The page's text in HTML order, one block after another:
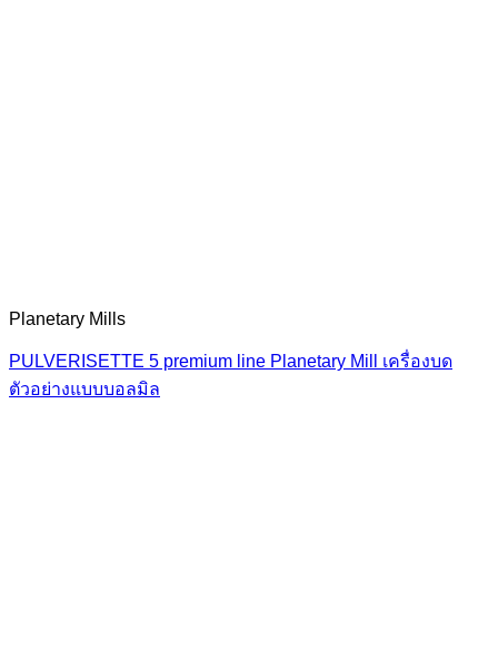
Planetary Mills
PULVERISETTE 5 premium line Planetary Mill เครื่องบด
ตัวอย่างแบบบอลมิล